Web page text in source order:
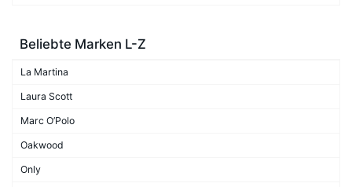
Beliebte Marken L-Z
La Martina
Laura Scott
Marc O’Polo
Oakwood
Only